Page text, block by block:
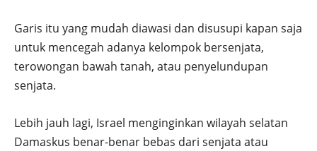
Garis itu yang mudah diawasi dan disusupi kapan saja
untuk mencegah adanya kelompok bersenjata,
terowongan bawah tanah, atau penyelundupan
senjata.
Lebih jauh lagi, Israel menginginkan wilayah selatan
Damaskus benar-benar bebas dari senjata atau